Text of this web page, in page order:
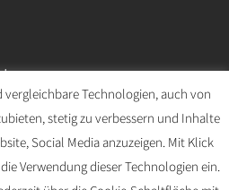
vergleichbare Technologien, auch von
stetig zu verbessern und Inhalte
Social Media anzuzeigen. Mit Klick
Verwendung dieser Technologien ein.